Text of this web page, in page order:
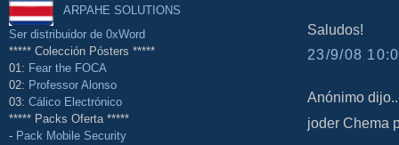
ARPAHE SOLUTIONS
Ser distribuidor de 0xWord
***** Colección Pósters *****
01: Fear the FOCA
02: Professor Alonso
03: Cálico Electrónico
***** Packs Oferta *****
- Pack Mobile Security
Saludos!
23/9/08
Anónimo
joder Chema